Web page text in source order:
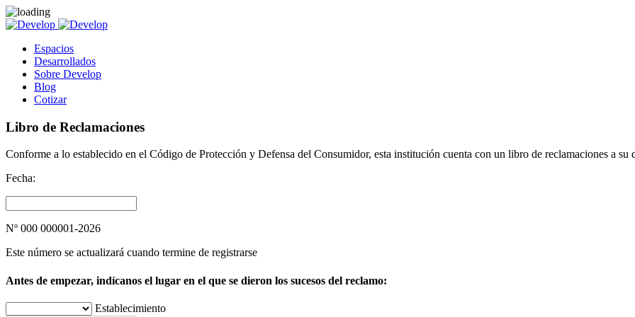
Espacios
Desarrollados
Sobre Develop
Blog
Cotizar
Libro de Reclamaciones
Conforme a lo establecido en el Código de Protección y Defensa del Consumidor, esta institución cuenta con un libro de reclamaciones a su
Fecha:
Nº 000 000001-2026
Este número se actualizará cuando termine de registrarse
Antes de empezar, indícanos el lugar en el que se dieron los sucesos del reclamo:
Establecimiento